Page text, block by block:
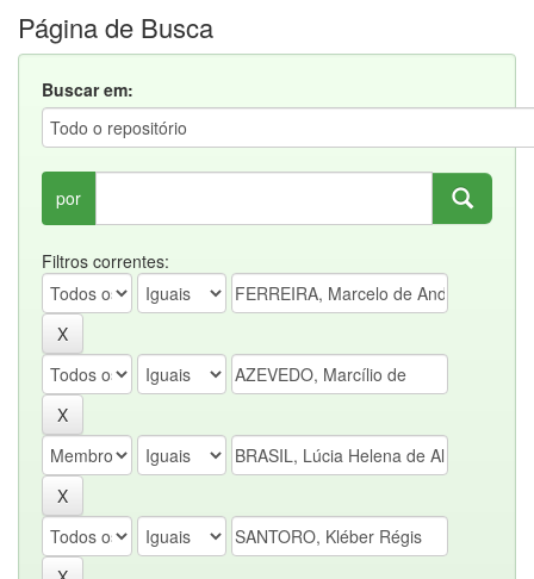
Página de Busca
Buscar em:
por
Filtros correntes: